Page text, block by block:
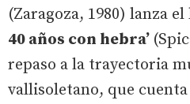
(Zaragoza, 1980) lanza
40 años con hebra’
repaso a la trayectoria
vallisoletano, que